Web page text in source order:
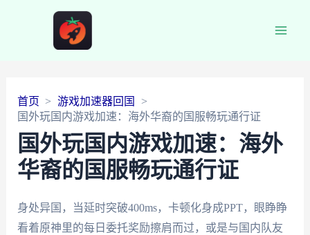
首页
游戏加速器回国
国外玩国内游戏加速：海外华裔的国服畅玩通行证
国外玩国内游戏加速：海外
华裔的国服畅玩通行证
身处异国，当延时突破400ms，卡顿化身成PPT，眼睁睁
看着原神里的每日委托奖励擦肩而过，或是与国内队友